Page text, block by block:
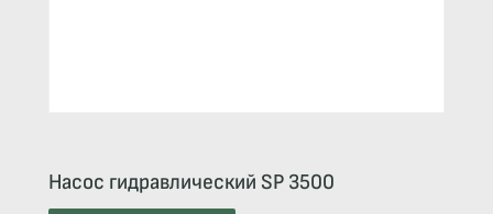
Насос гидравлический SP 3500